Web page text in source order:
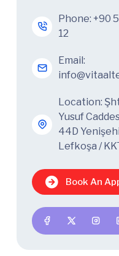
Phone: +90
12
Email:
Location:
Yusuf
44D
Lefkoşa /
Book An